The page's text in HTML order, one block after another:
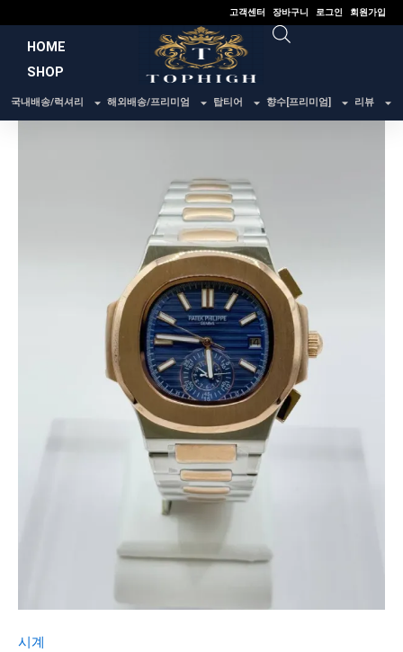
건
너
고객센터 장바구니 로그인 회원가입
HOME
SHOP
국내배송/럭셔리 해외배송/프리미엄 탑티어 향수[프리미엄] 리뷰
시계